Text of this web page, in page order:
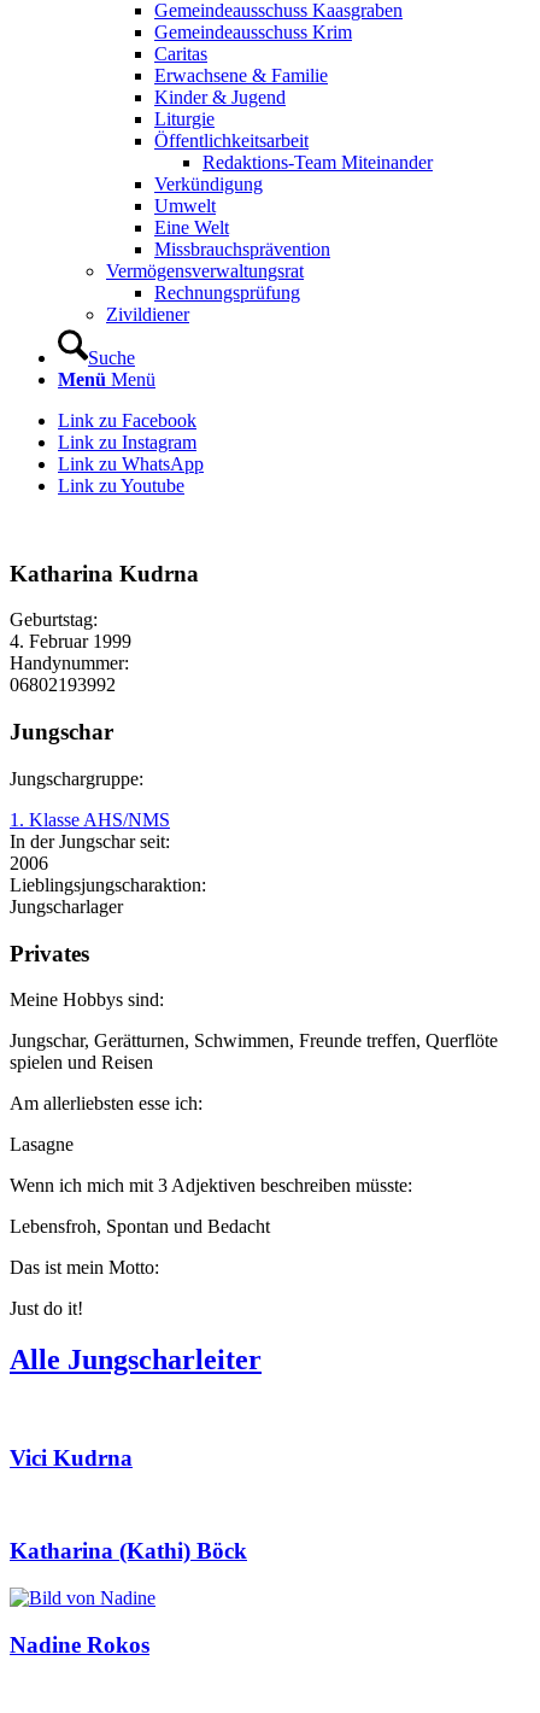
Gemeindeausschuss Kaasgraben
Gemeindeausschuss Krim
Caritas
Erwachsene & Familie
Kinder & Jugend
Liturgie
Öffentlichkeitsarbeit
Redaktions-Team Miteinander
Verkündigung
Umwelt
Eine Welt
Missbrauchsprävention
Vermögensverwaltungsrat
Rechnungsprüfung
Zivildiener
Suche
Menü Menü
Link zu Facebook
Link zu Instagram
Link zu WhatsApp
Link zu Youtube
Katharina Kudrna
Geburtstag:
4. Februar 1999
Handynummer:
06802193992
Jungschar
Jungschargruppe:
1. Klasse AHS/NMS
In der Jungschar seit:
2006
Lieblingsjungscharaktion:
Jungscharlager
Privates
Meine Hobbys sind:
Jungschar, Gerätturnen, Schwimmen, Freunde treffen, Querflöte
spielen und Reisen
Am allerliebsten esse ich:
Lasagne
Wenn ich mich mit 3 Adjektiven beschreiben müsste:
Lebensfroh, Spontan und Bedacht
Das ist mein Motto:
Just do it!
Alle Jungscharleiter
Vici Kudrna
Katharina (Kathi) Böck
Nadine Rokos